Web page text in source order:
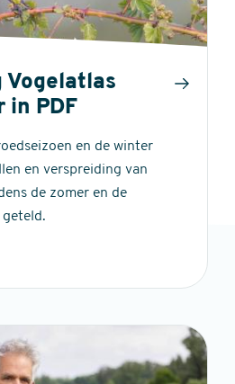
Vogelatlas
in PDF
en de winter
en verspreiding van
de zomer en de